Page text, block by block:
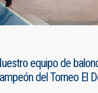
equipo de
del Torneo El